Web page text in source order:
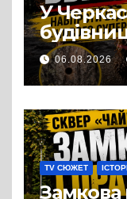
У
дерева.
можна
06.08.2026
TV СЮЖЕТ
Замкова